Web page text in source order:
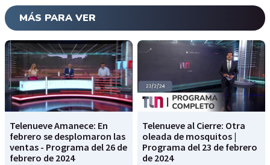
MÁS PARA VER
Telenueve Amanece: En
febrero se desplomaron las
ventas - Programa del 26 de
febrero de 2024
Telenueve al Cierre: Otra
oleada de mosquitos |
Programa del 23 de febrero
de 2024